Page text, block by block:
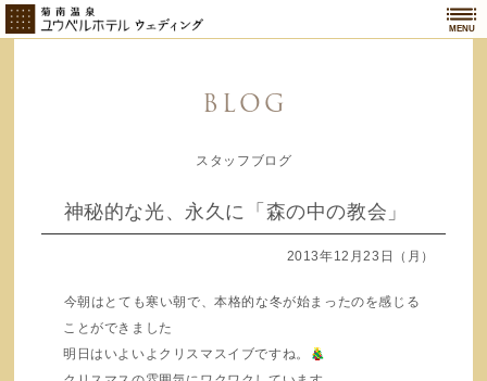
MENU
BLOG
スタッフブログ
神秘的な光、永久に「森の中の教会」
2013年12月23日（月）
今朝はとても寒い朝で、本格的な冬が始まったのを感じる
ことができました
明日はいよいよクリスマスイブですね。